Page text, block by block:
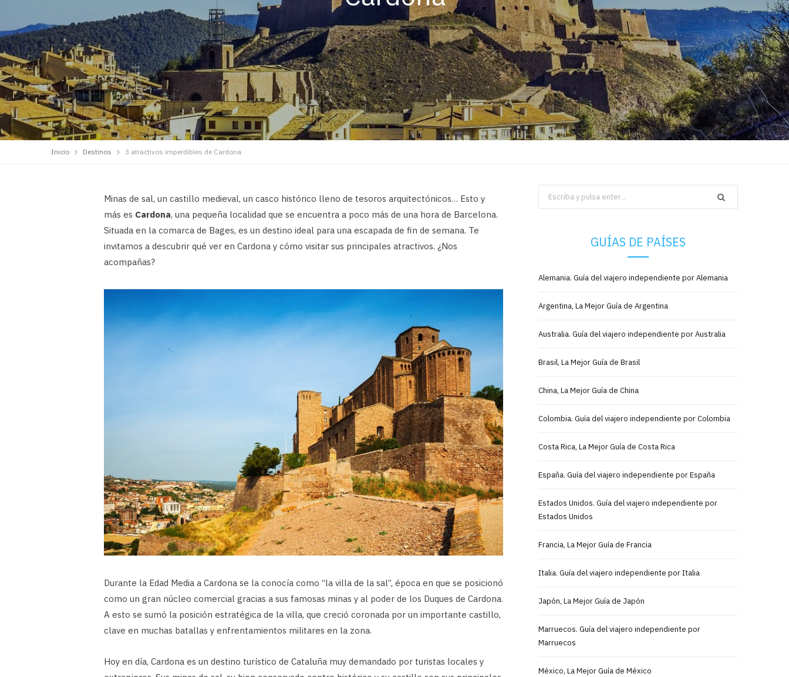
Inicio Destinos 3 atractivos imperdibles de Cardona
Minas de sal, un castillo medieval, un casco histórico lleno de tesoros arquitectónicos… Esto y
más es Cardona, una pequeña localidad que se encuentra a poco más de una hora de Barcelona.
Situada en la comarca de Bages, es un destino ideal para una escapada de fin de semana. Te
invitamos a descubrir qué ver en Cardona y cómo visitar sus principales atractivos. ¿Nos
acompañas?
Durante la Edad Media a Cardona se la conocía como “la villa de la sal”, época en que se posicionó
como un gran núcleo comercial gracias a sus famosas minas y al poder de los Duques de Cardona.
A esto se sumó la posición estratégica de la villa, que creció coronada por un importante castillo,
clave en muchas batallas y enfrentamientos militares en la zona.
Hoy en día, Cardona es un destino turístico de Cataluña muy demandado por turistas locales y
Search
for:
GUÍAS DE PAÍSES
Alemania. Guía del viajero independiente por Alemania
Argentina, La Mejor Guía de Argentina
Australia. Guía del viajero independiente por Australia
Brasil, La Mejor Guía de Brasil
China, La Mejor Guía de China
Colombia. Guía del viajero independiente por Colombia
Costa Rica, La Mejor Guía de Costa Rica
España. Guía del viajero independiente por España
Estados Unidos. Guía del viajero independiente por
Estados Unidos
Francia, La Mejor Guía de Francia
Italia. Guía del viajero independiente por Italia
Japón, La Mejor Guía de Japón
Marruecos. Guía del viajero independiente por
Marruecos
México, La Mejor Guía de México